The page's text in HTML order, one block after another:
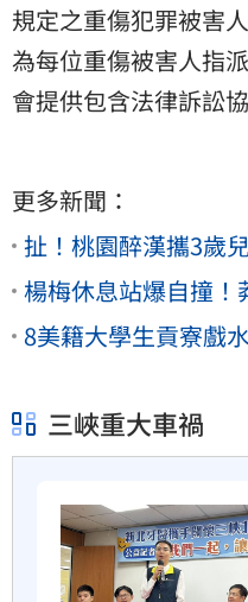
規定之重傷犯罪被害
為每位重傷被害人指
會提供包含法律訴訟
更多新聞：
扯！桃園醉漢攜3歲
楊梅休息站爆自撞！
8美籍大學生貢寮戲
三峽重大車禍